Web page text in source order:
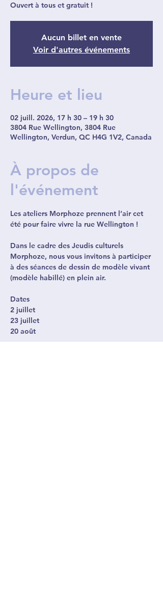
Ouvert à tous et gratuit !
Aucun billet en vente
Voir d'autres événements
Heure et lieu
02 juill. 2026, 17 h 30 – 19 h 30
3804 Rue Wellington, 3804 Rue
Wellington, Verdun, QC H4G 1V2, Canada
À propos de
l'événement
Les ateliers Morphoze prennent l’air cet
été pour faire vivre la rue Wellington !
Dans le cadre des Jeudis culturels
Morphoze, nous vous invitons à participer
à des séances de dessin de modèle vivant
(modèle habillé) en plein air.
Dates
2 juillet
23 juillet
20 août